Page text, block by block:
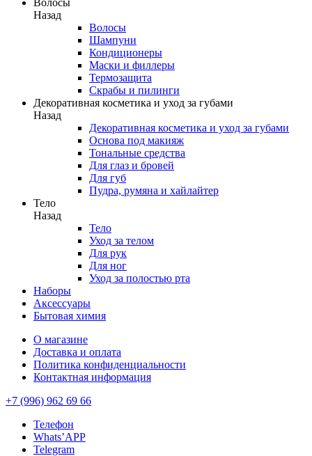
Назад
Волосы
Шампуни
Кондиционеры
Маски и филлеры
Термозащита
Скрабы и пилинги
Декоративная косметика и уход за губами
Назад
Декоративная косметика и уход за губами
Основа под макияж
Тональные средства
Для глаз и бровей
Для губ
Пудра, румяна и хайлайтер
Тело
Назад
Тело
Уход за телом
Для рук
Для ног
Уход за полостью рта
Наборы
Аксессуары
Бытовая химия
О магазине
Доставка и оплата
Политика конфиденциальности
Контактная информация
+7 (996) 962 69 66
Телефон
Whats’APP
Telegram